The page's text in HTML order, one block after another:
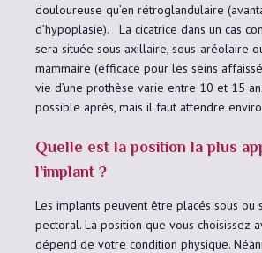
douloureuse qu’en rétroglandulaire
d’hypoplasie). La cicatrice dans un cas
sera située sous axillaire, sous-aréolaire
mammaire (efficace pour les seins
vie d’une prothèse varie entre 10 et 15
possible après, mais il faut attendre
Quelle est la position la plus
l’implant ?
Les implants peuvent être placés sous ou
pectoral. La position que vous choisissez
dépend de votre condition physique.